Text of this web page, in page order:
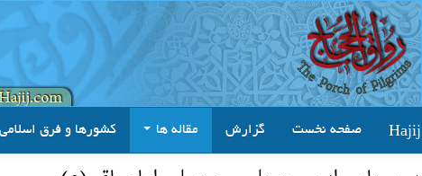
Hajij صفحه نخست گزارش مقاله ها کشورها و فرق اسلامی